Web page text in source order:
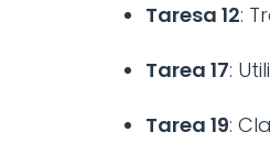
Taresa 12:
Tarea 17:
Tarea 19: